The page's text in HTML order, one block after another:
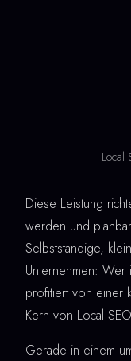
Local
Diese Leistung
werden und
Selbstständige,
Unternehmen:
profitiert von einer
Kern von Local
Gerade in einem